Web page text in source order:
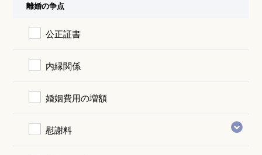
離婚の争点
公正証書
内縁関係
婚姻費用の増額
慰謝料